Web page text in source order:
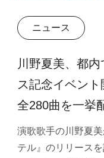
ニュース
川野夏美、都
ス記念イベン
全280曲を一挙
演歌歌手の川野夏
テル』のリリース